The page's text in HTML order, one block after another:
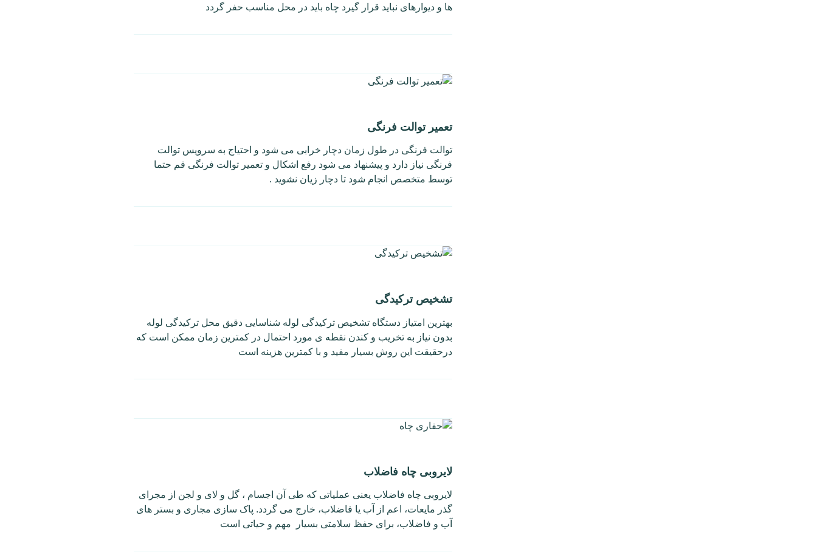
ها و دیوارهای نباید قرار گیرد چاه باید در محل مناسب حفر گردد
تعمیر توالت فرنگی
توالت فرنگی در طول زمان دچار خرابی می شود و احتیاج به سرویس توالت
فرنگی نیاز دارد و پیشنهاد می شود رفع اشکال و تعمیر توالت فرنگی قم حتما
توسط متخصص انجام شود تا دچار زیان نشوید .
تشخیص ترکیدگی
بهترین امتیاز دستگاه تشخیص ترکیدگی لوله شناسایی دقیق محل ترکیدگی لوله
بدون نیاز به تخریب و کندن نقطه ی مورد احتمال در کمترین زمان ممکن است که
درحقیقت این روش بسیار مفید و با کمترین هزینه است
لایروبی چاه فاضلاب
لایروبی چاه فاضلاب یعنی عملیاتی که طی آن اجسام ، گل و لای و لجن از مجرای
گذر مایعات، اعم از آب یا فاضلاب، خارج می گردد. پاک سازی مجاری و بستر های
آب و فاضلاب، برای حفظ سلامتی بسیار مهم و حیاتی است